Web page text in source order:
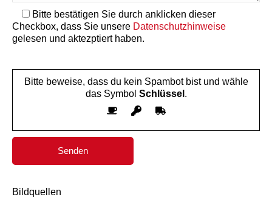
Bitte bestätigen Sie durch anklicken dieser
Checkbox, dass Sie unsere Datenschutzhinweise
gelesen und aktezptiert haben.
Bitte beweise, dass du kein Spambot bist und wähle
das Symbol Schlüssel .
Bildquellen